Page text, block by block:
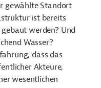
gewählte Standort
ist bereits
werden? Und
Wasser?
dass das
Akteure,
wesentlichen